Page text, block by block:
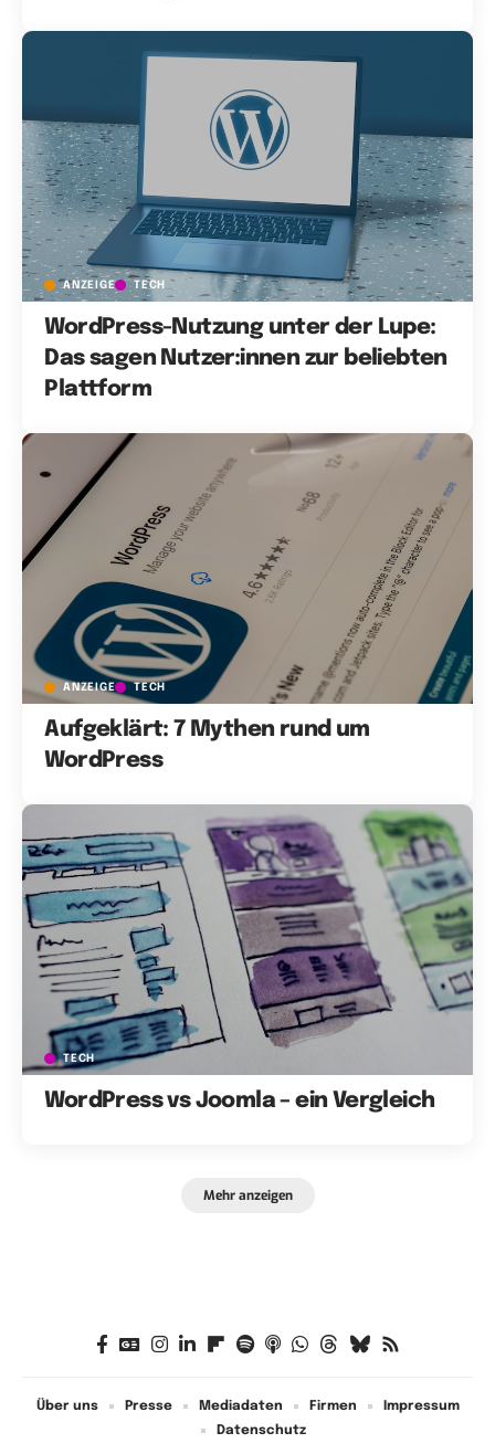
ANZEIGE TECH
WordPress-Nutzung unter der Lupe:
Das sagen Nutzer:innen zur beliebten
Plattform
ANZEIGE TECH
Aufgeklärt: 7 Mythen rund um
WordPress
TECH
WordPress vs Joomla – ein Vergleich
Mehr anzeigen
Über uns Presse Mediadaten Firmen
Impressum
Datenschutz